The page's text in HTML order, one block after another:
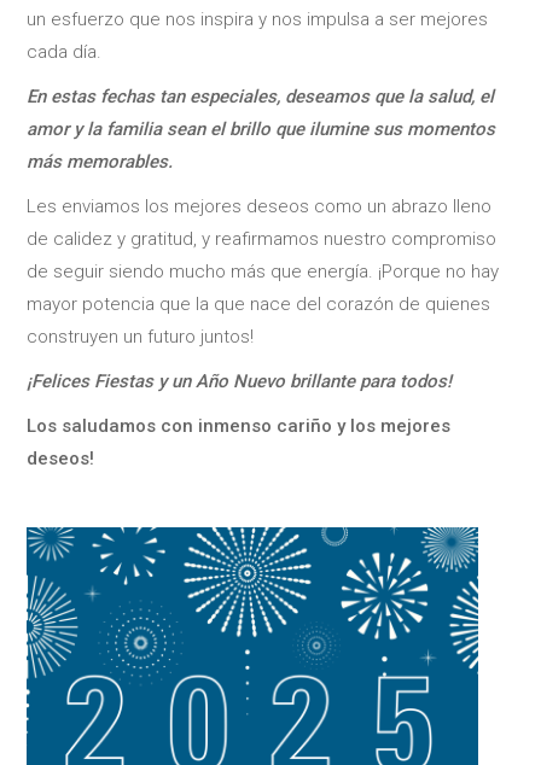
un esfuerzo que nos inspira y nos impulsa a ser mejores
cada día.
En estas fechas tan especiales, deseamos que la salud, el
amor y la familia sean el brillo que ilumine sus momentos
más memorables.
Les enviamos los mejores deseos como un abrazo lleno
de calidez y gratitud, y reafirmamos nuestro compromiso
de seguir siendo mucho más que energía. ¡Porque no hay
mayor potencia que la que nace del corazón de quienes
construyen un futuro juntos!
¡Felices Fiestas y un Año Nuevo brillante para todos!
Los saludamos con inmenso cariño y los mejores
deseos!